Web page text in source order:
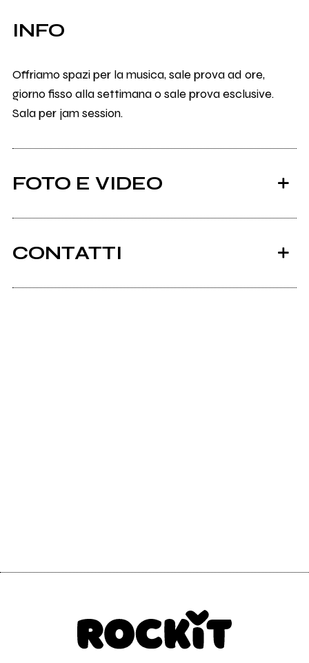
INFO
Offriamo spazi per la musica, sale prova ad ore,
giorno fisso alla settimana o sale prova esclusive.
Sala per jam session.
FOTO E VIDEO
CONTATTI